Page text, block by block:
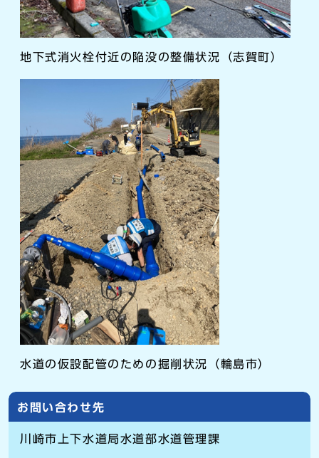
地下式消火栓付近の陥没の整備状況（志賀町）
水道の仮設配管のための掘削状況（輪島市）
お問い合わせ先
川崎市上下水道局水道部水道管理課